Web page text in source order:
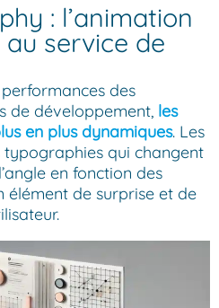
: l’animation
service de
des
de développement, les
en plus dynamiques. Les
qui changent
en fonction des
élément de surprise et de